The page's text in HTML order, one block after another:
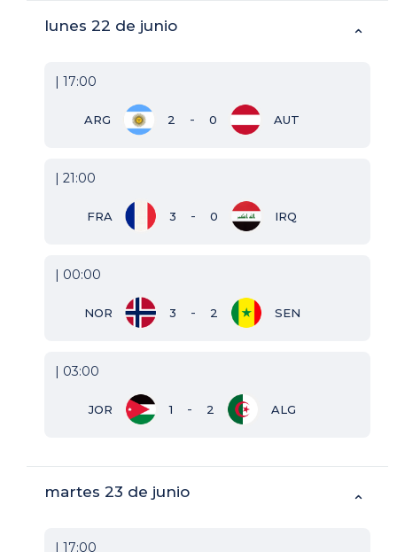
lunes 22 de junio ⌃
| 17:00
ARG 2 - 0 AUT
| 21:00
FRA 3 - 0 IRQ
| 00:00
NOR 3 - 2 SEN
| 03:00
JOR 1 - 2 ALG
martes 23 de junio ⌃
| 17:00